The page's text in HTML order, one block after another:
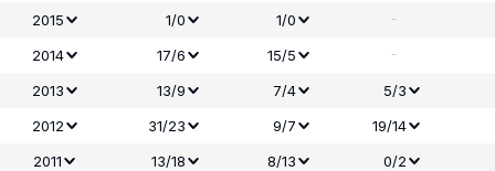
2015 1/0 1/0 -
2014 17/6 15/5 -
2013 13/9 7/4
5/3
2012
31/23 9/7
19/14
2011
13/18 8/13 0/2